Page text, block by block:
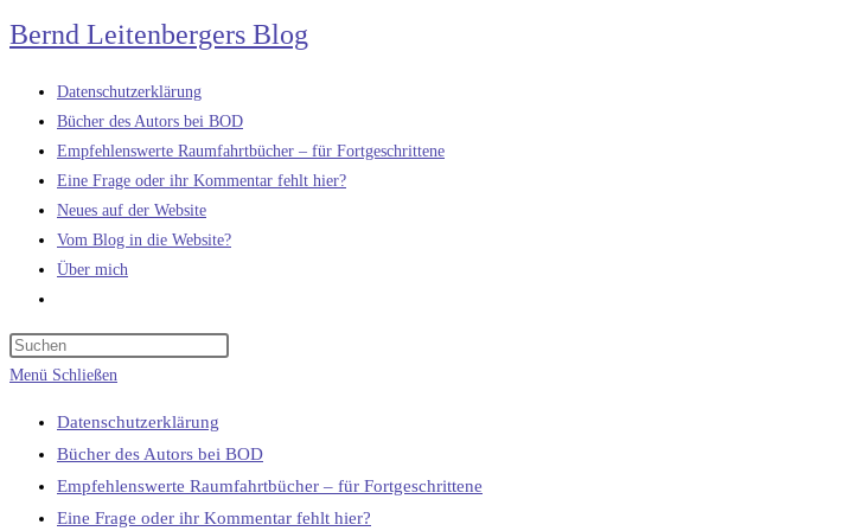
Zum
Inhalt
springen
Bernd Leitenbergers Blog
Datenschutzerklärung
Bücher des Autors bei BOD
Empfehlenswerte Raumfahrtbücher – für Fortgeschrittene
Eine Frage oder ihr Kommentar fehlt hier?
Neues auf der Website
Vom Blog in die Website?
Über mich
umschalten
Menü Schließen
Datenschutzerklärung
Bücher des Autors bei BOD
Empfehlenswerte Raumfahrtbücher – für Fortgeschrittene
Eine Frage oder ihr Kommentar fehlt hier?